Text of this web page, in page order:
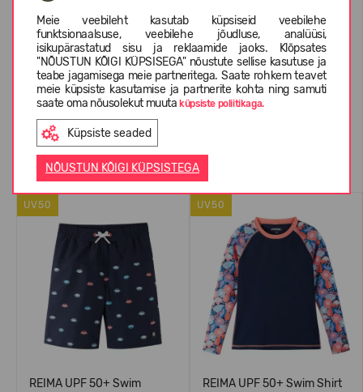
Meie veebileht kasutab küpsiseid veebilehe
funktsionaalsuse, veebilehe jõudluse, analüüsi,
isikupärastatud sisu ja reklaamide jaoks. Klõpsates
"NÕUSTUN KÕIGI KÜPSISEGA" nõustute sellise kasutuse ja
teabe jagamisega meie partneritega. Saate rohkem teavet
meie küpsiste kasutamise ja partnerite kohta ning samuti
saate oma nõusolekut muutaküpsiste poliitikaga.
Küpsiste seaded
NÕUSTUN KÕIGI KÜPSISTEGA
INFORMATSIOON KOHTA REIMA
KLIENTIDE ARVUSTUSED (0)
Sarnased tooted
UV50
REIMA UPF 50+ Swim
UV50
REIMA UPF 50+ Swim Shirt